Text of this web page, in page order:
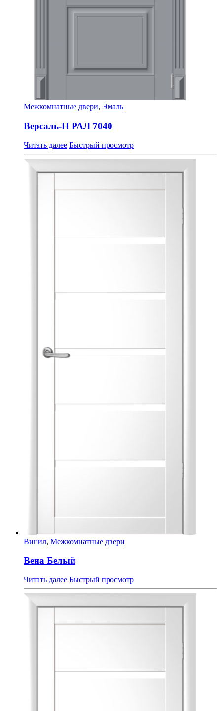
Межкомнатные двери, Эмаль
Версаль-Н РАЛ 7040
Читать далее Быстрый просмотр
Винил, Межкомнатные двери
Вена Белый
Читать далее Быстрый просмотр